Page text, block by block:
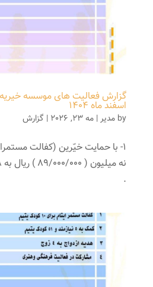
گزارش فعالیت های موسسه خیریه
اسفند ماه ۱۴۰۴
by مدیر| مه 23, 2026 | گزارش
1- با حمایت خیّرین (کفالت
.